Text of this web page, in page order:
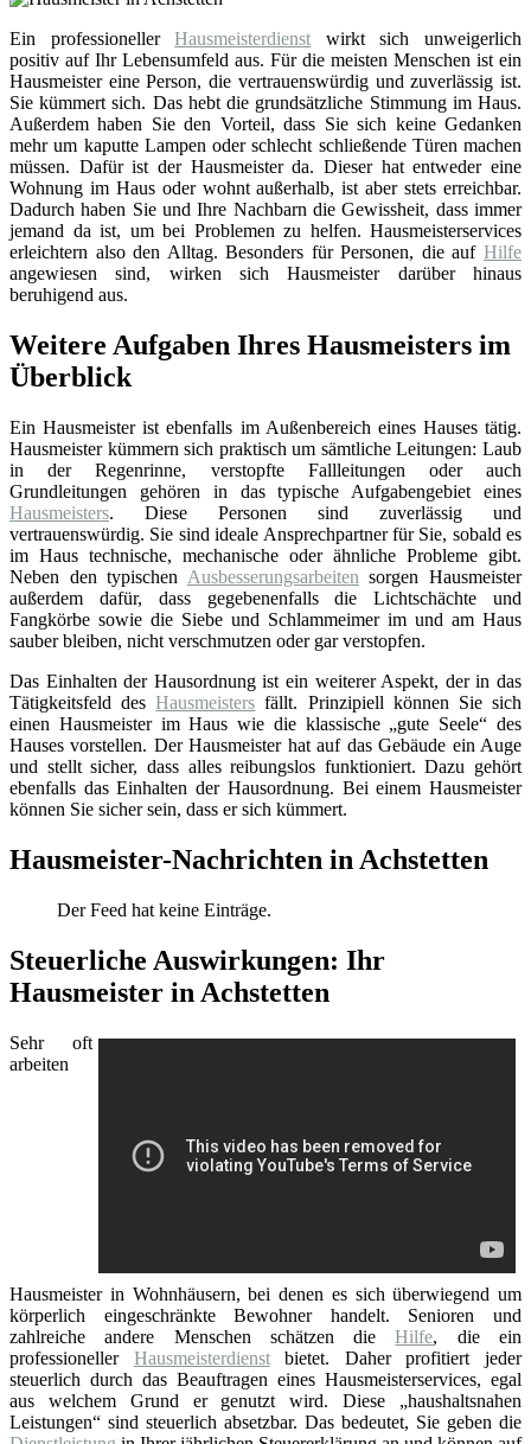
Ein professionellerHausmeisterdienst wirkt sich unweigerlich
positiv auf Ihr Lebensumfeld aus. Für die meisten Menschen ist ein
Hausmeister eine Person, die vertrauenswürdig und zuverlässig ist.
Sie kümmert sich. Das hebt die grundsätzliche Stimmung im Haus.
Außerdem haben Sie den Vorteil, dass Sie sich keine Gedanken
mehr um kaputte Lampen oder schlecht schließende Türen machen
müssen. Dafür ist der Hausmeister da. Dieser hat entweder eine
Wohnung im Haus oder wohnt außerhalb, ist aber stets erreichbar.
Dadurch haben Sie und Ihre Nachbarn die Gewissheit, dass immer
jemand da ist, um bei Problemen zu helfen. Hausmeisterservices
erleichtern also den Alltag. Besonders für Personen, die auf Hilfe
angewiesen sind, wirken sich Hausmeister darüber hinaus
beruhigend aus.
Weitere Aufgaben Ihres Hausmeisters im
Überblick
Ein Hausmeister ist ebenfalls im Außenbereich eines Hauses tätig.
Hausmeister kümmern sich praktisch um sämtliche Leitungen: Laub
in der Regenrinne, verstopfte Fallleitungen oder auch
Grundleitungen gehören in das typische Aufgabengebiet eines
Hausmeisters. Diese Personen sind zuverlässig und
vertrauenswürdig. Sie sind ideale Ansprechpartner für Sie, sobald es
im Haus technische, mechanische oder ähnliche Probleme gibt.
Neben den typischen Ausbesserungsarbeiten sorgen Hausmeister
außerdem dafür, dass gegebenenfalls die Lichtschächte und
Fangkörbe sowie die Siebe und Schlammeimer im und am Haus
sauber bleiben, nicht verschmutzen oder gar verstopfen.
Das Einhalten der Hausordnung ist ein weiterer Aspekt, der in das
Tätigkeitsfeld desHausmeisters fällt. Prinzipiell können Sie sich
einen Hausmeister im Haus wie die klassische „gute Seele“ des
Hauses vorstellen. Der Hausmeister hat auf das Gebäude ein Auge
und stellt sicher, dass alles reibungslos funktioniert. Dazu gehört
ebenfalls das Einhalten der Hausordnung. Bei einem Hausmeister
können Sie sicher sein, dass er sich kümmert.
Hausmeister-Nachrichten in Achstetten
Der Feed hat keine Einträge.
Steuerliche Auswirkungen: Ihr
Hausmeister in Achstetten
Sehr oft
arbeiten
Hausmeister in Wohnhäusern, bei denen es sich überwiegend um
körperlich eingeschränkte Bewohner handelt. Senioren und
zahlreiche andere Menschen schätzen dieHilfe, die ein
professioneller Hausmeisterdienstbietet. Daher profitiert jeder
steuerlich durch das Beauftragen eines Hausmeisterservices, egal
aus welchem Grund er genutzt wird. Diese „haushaltsnahen
Leistungen“ sind steuerlich absetzbar. Das bedeutet, Sie geben die